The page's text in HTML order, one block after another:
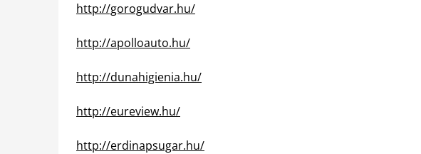
http://gorogudvar.hu/
http://apolloauto.hu/
http://dunahigienia.hu/
http://eureview.hu/
http://erdinapsugar.hu/